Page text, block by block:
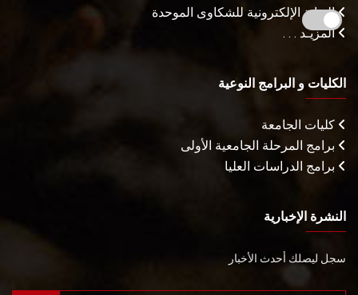
البوابة الإلكترونية للشكاوى الموحدة
المزيـد . . .
الكليات و البرامج النوعية
كليات الجامعة
برامج المرحلة الجامعية الأولى
برامج الدراسات العليا
النشرة الإخبارية
سجل ليصلك أحدث الأخبار